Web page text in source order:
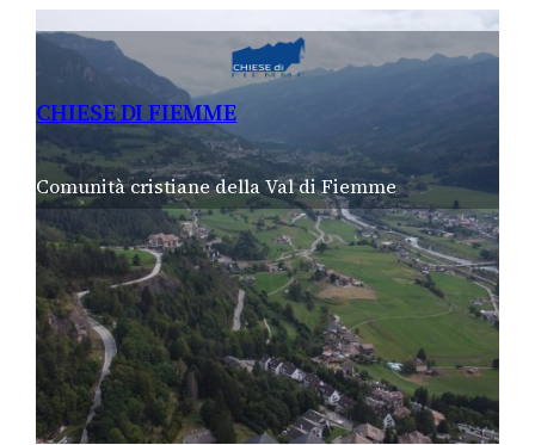
CHIESE DI FIEMME
Comunità cristiane della Val di Fiemme